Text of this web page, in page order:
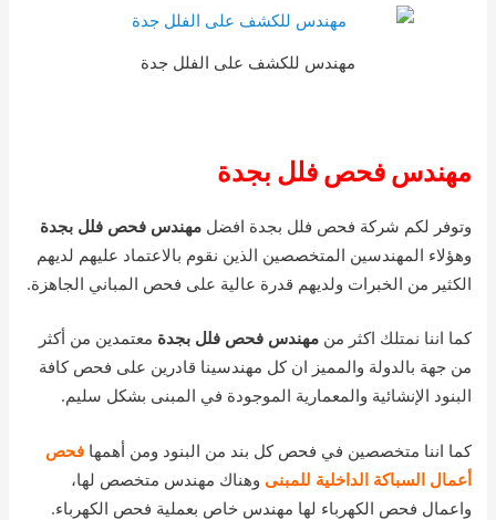
مهندس للكشف على الفلل جدة
مهندس فحص فلل بجدة
وتوفر لكم شركة فحص فلل بجدة افضل مهندس فحص فلل بجدة
وهؤلاء المهندسين المتخصصين الذين نقوم بالاعتماد عليهم لديهم
الكثير من الخبرات ولديهم قدرة عالية على فحص المباني الجاهزة.
كما اننا نمتلك اكثر منمهندس فحص فلل بجدة معتمدين من أكثر
من جهة بالدولة والمميز ان كل مهندسينا قادرين على فحص كافة
البنود الإنشائية والمعمارية الموجودة في المبنى بشكل سليم.
كما اننا متخصصين في فحص كل بند من البنود ومن أهمهافحص
أعمال السباكة الداخلية للمبنى وهناك مهندس متخصص لها،
واعمال فحص الكهرباء لها مهندس خاص بعملية فحص الكهرباء.